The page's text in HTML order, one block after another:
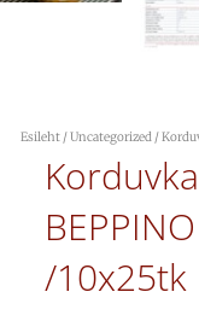
Esileht /Uncategorized /
/10x25tk